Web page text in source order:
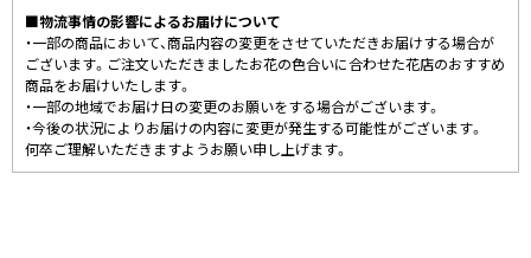
■物流事情の影響によるお届けについて
・一部の商品において、商品内容の変更をさせていただきお届けする場合が
ございます。ご注文いただきましたお花の色合いに合わせた花店のおすすめ
商品をお届けいたします。
・一部の地域でお届け日の変更のお願いをする場合がございます。
・今後の状況によりお届けの内容に変更が発生する可能性がございます。
何卒ご理解いただきますようお願い申し上げます。